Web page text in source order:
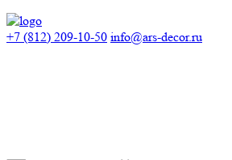
+7 (812) 209-10-50 info@ars-decor.ru